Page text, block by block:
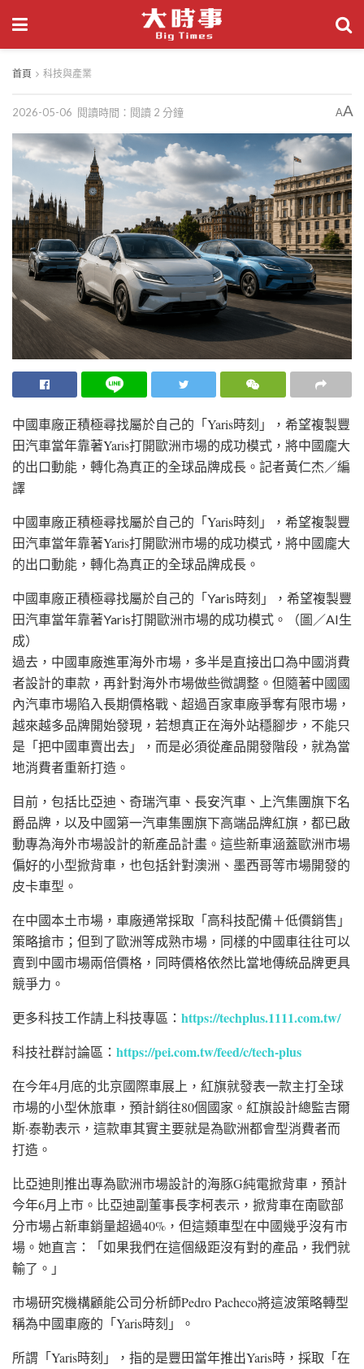
首頁 科技與產業
2026-05-06 閱讀時間：閱讀 2 分鐘 AA
中國車廠正積極尋找屬於自己的「Yaris時刻」，希望複製豐
田汽車當年靠著Yaris打開歐洲市場的成功模式，將中國龐大
的出口動能，轉化為真正的全球品牌成長。 記者黃仁杰／編
譯
中國車廠正積極尋找屬於自己的「Yaris時刻」，希望複製豐
田汽車當年靠著Yaris打開歐洲市場的成功模式，將中國龐大
的出口動能，轉化為真正的全球品牌成長。
中國車廠正積極尋找屬於自己的「Yaris時刻」，希望複製豐
田汽車當年靠著Yaris打開歐洲市場的成功模式。（圖／AI生
成）
過去，中國車廠進軍海外市場，多半是直接出口為中國消費
者設計的車款，再針對海外市場做些微調整。但隨著中國國
內汽車市場陷入長期價格戰、超過百家車廠爭奪有限市場，
越來越多品牌開始發現，若想真正在海外站穩腳步，不能只
是「把中國車賣出去」，而是必須從產品開發階段，就為當
地消費者重新打造。
目前，包括比亞迪 、 奇瑞汽車 、 長安汽車 、 上汽集團旗下名
爵品牌，以及中國第一汽車集團旗下高端品牌紅旗 ，都已啟
動專為海外市場設計的新產品計畫。這些新車涵蓋歐洲市場
偏好的小型掀背車，也包括針對澳洲 、 墨西哥等市場開發的
皮卡車型。
在中國本土市場，車廠通常採取「高科技配備＋低價銷售」
策略搶市；但到了歐洲等成熟市場，同樣的中國車往往可以
賣到中國市場兩倍價格，同時價格依然比當地傳統品牌更具
競爭力。
更多科技工作請上科技專區： https://techplus.1111.com.tw/
科技社群討論區： https://pei.com.tw/feed/c/tech-plus
在今年4月底的北京國際車展上，紅旗就發表一款主打全球
市場的小型休旅車，預計銷往80個國家。紅旗設計總監吉爾
斯·泰勒表示，這款車其實主要就是為歐洲都會型消費者而
打造。
比亞迪則推出專為歐洲市場設計的海豚G純電掀背車，預計
今年6月上市。比亞迪副董事長李柯表示，掀背車在南歐部
分市場占新車銷量超過40%，但這類車型在中國幾乎沒有市
場。她直言：「如果我們在這個級距沒有對的產品，我們就
輸了。」
市場研究機構顧能公司分析師Pedro Pacheco將這波策略轉型
稱為中國車廠的「Yaris時刻」。
所謂「Yaris時刻」，指的是豐田當年推出Yaris時，採取「在